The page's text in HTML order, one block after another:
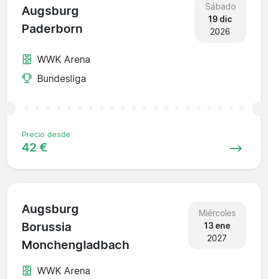
Augsburg
Paderborn
Sábado
19 dic
2026
WWK Arena
Bundesliga
Precio desde
42 €
Augsburg
Borussia
Monchengladbach
Miércoles
13 ene
2027
WWK Arena